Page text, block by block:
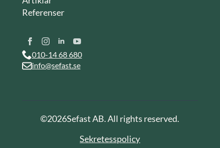
Referenser
010-14 68 680
info@sefast.se
©2026Sefast AB. All rights reserved.
Sekretesspolicy